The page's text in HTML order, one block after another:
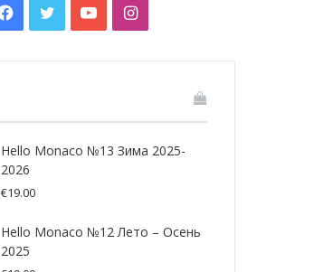
Facebook
TwitterYouTubeInstagram
Hello Monaco №13 Зима 2025-
2026
€19.00
Hello Monaco №12 Лето – Осень
2025